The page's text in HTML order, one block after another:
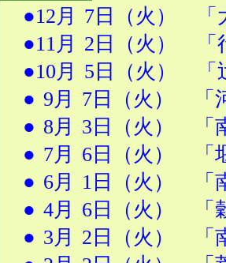
●12月 7日
（火） 「
●11月
2日
（火） 「
●10月
5日
（火） 「
● 9月 7日
（火） 「
● 8月 3日
（火） 「
● 7月 6日
（火） 「
● 6月 1日
（火） 「
● 4月 6日
（火） 「
● 3月 2日
（火） 「